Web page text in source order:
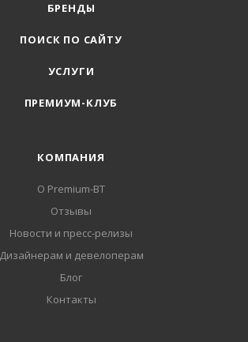
БРЕНДЫ
ПОИСК ПО САЙТУ
УСЛУГИ
ПРЕМИУМ-КЛУБ
КОМПАНИЯ
О Premium-BT
Отзывы
Новости и пресс-релизы
Дизайнерам и девелоперам
Блог
Контакты